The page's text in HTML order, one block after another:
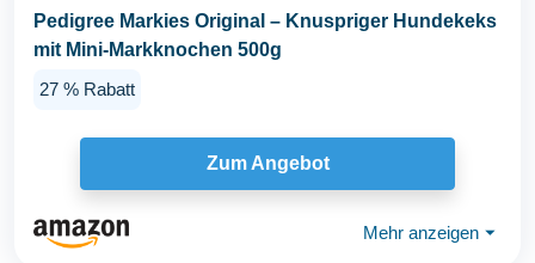
Pedigree Markies Original – Knuspriger Hundekeks
mit Mini-Markknochen 500g
27 % Rabatt
Zum Angebot
Mehr anzeigen ⏷